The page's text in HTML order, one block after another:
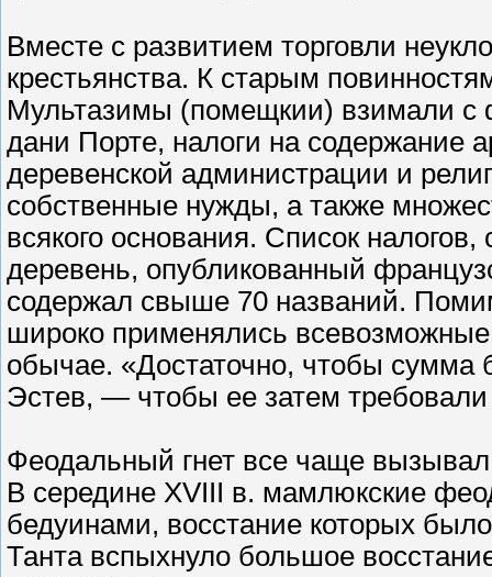
Вместе с развитием торговли
крестьянства. К старым
Мультазимы (помещкии) взимали с
дани Порте, налоги на содержание
деревенской администрации и
собственные нужды, а также
всякого основания. Список
деревень, опубликованный
содержал свыше 70 названий.
широко применялись
обычае. «Достаточно, чтобы
Эстев, — чтобы ее затем
Феодальный гнет все чаще вызывал
В середине XVIII в. мамлюкские
бедуинами, восстание которых
Танта вспыхнуло большое